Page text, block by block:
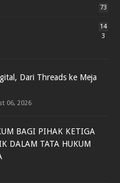
73
14
3
Dari Threads ke Meja
06, 2026
BAGI PIHAK KETIGA
DALAM TATA HUKUM